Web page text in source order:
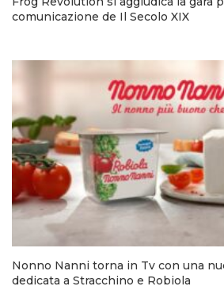
comunicazione de Il Secolo XIX
Nonno Nanni torna in Tv con una
dedicata a Stracchino e Robiola